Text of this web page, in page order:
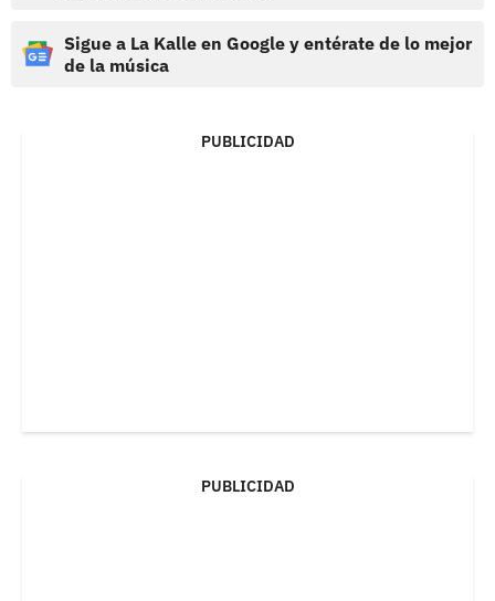
Sigue a La Kalle en Google y entérate de lo mejor
de la música
PUBLICIDAD
PUBLICIDAD